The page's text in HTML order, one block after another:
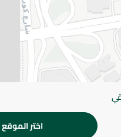
SKU
اختر الموقع